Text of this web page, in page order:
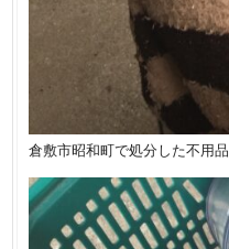
倉敷市昭和町で処分した不用品